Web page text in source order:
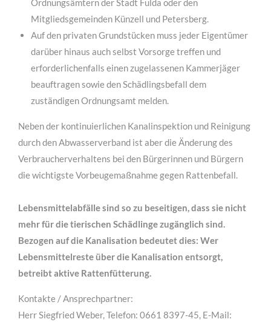
Ordnungsämtern der Stadt Fulda oder den
Mitgliedsgemeinden Künzell und Petersberg.
Auf den privaten Grundstücken muss jeder Eigentümer
darüber hinaus auch selbst Vorsorge treffen und
erforderlichenfalls einen zugelassenen Kammerjäger
beauftragen sowie den Schädlingsbefall dem
zuständigen Ordnungsamt melden.
Neben der kontinuierlichen Kanalinspektion und Reinigung
durch den Abwasserverband ist aber die Änderung des
Verbraucherverhaltens bei den Bürgerinnen und Bürgern
die wichtigste Vorbeugemaßnahme gegen Rattenbefall.
Lebensmittelabfälle sind so zu beseitigen, dass sie nicht
mehr für die tierischen Schädlinge zugänglich sind.
Bezogen auf die Kanalisation bedeutet dies: Wer
Lebensmittelreste über die Kanalisation entsorgt,
betreibt aktive Rattenfütterung.
Kontakte / Ansprechpartner:
Herr Siegfried Weber, Telefon: 0661 8397-45, E-Mail: